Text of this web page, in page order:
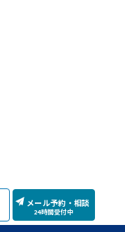
メール予約・相談
24時間受付中